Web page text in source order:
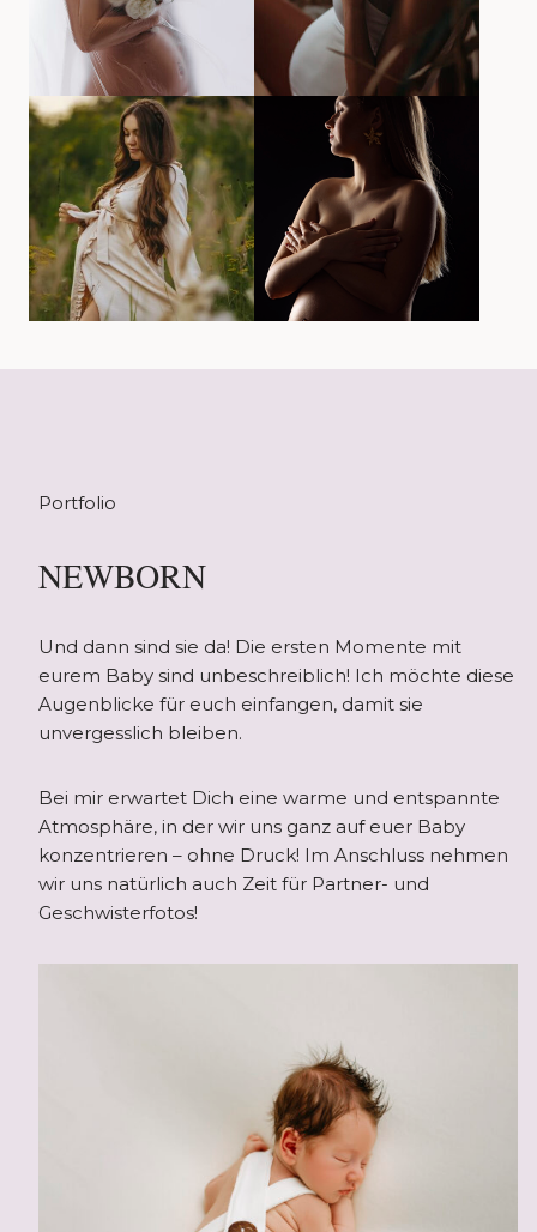
Portfolio
NEWBORN
Und dann sind sie da! Die ersten Momente mit
eurem Baby sind unbeschreiblich! Ich möchte diese
Augenblicke für euch einfangen, damit sie
unvergesslich bleiben.
Bei mir erwartet Dich eine warme und entspannte
Atmosphäre, in der wir uns ganz auf euer Baby
konzentrieren – ohne Druck! Im Anschluss nehmen
wir uns natürlich auch Zeit für Partner- und
Geschwisterfotos!